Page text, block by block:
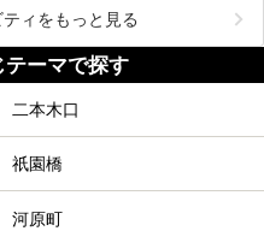
ィをもっと見る
ーマで探す
二本木口
祇園橋
河原町